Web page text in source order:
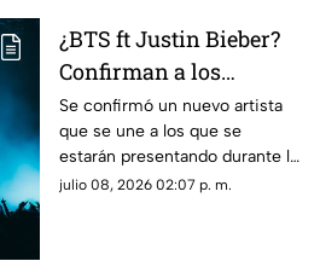
¿BTS ft Justin Bieber?
Confirman a los
artistas que se
presentarán en la final
de la Copa Mundial de
la FIFA 2026™
Se confirmó un nuevo artista
que se une a los que se
estarán presentando durante la
final de la Copa Mundial de la
julio 08, 2026 02:07 p. m.